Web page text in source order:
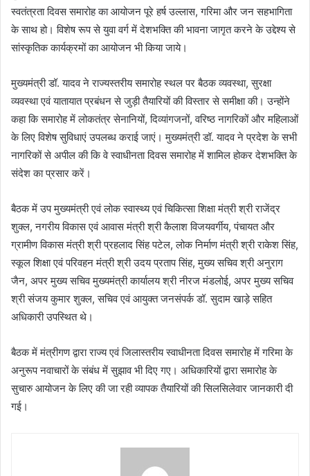
स्वतंत्रता दिवस समारोह का आयोजन पूरे हर्ष उल्लास, गरिमा और जन सहभागिता
के साथ हो। विशेष रूप से युवा वर्ग में देशभक्ति की भावना जागृत करने के उद्देश्य से
सांस्कृतिक कार्यक्रमों का आयोजन भी किया जाये।
मुख्यमंत्री डॉ. यादव ने राज्यस्तरीय समारोह स्थल पर बैठक व्यवस्था, सुरक्षा
व्यवस्था एवं यातायात प्रबंधन से जुड़ी तैयारियों की विस्तार से समीक्षा की। उन्होंने
कहा कि समारोह में लोकतंत्र सेनानियों, दिव्यांगजनों, वरिष्ठ नागरिकों और महिलाओं
के लिए विशेष सुविधाएं उपलब्ध कराई जाएं। मुख्यमंत्री डॉ. यादव ने प्रदेश के सभी
नागरिकों से अपील की कि वे स्वाधीनता दिवस समारोह में शामिल होकर देशभक्ति के
संदेश का प्रसार करें।
बैठक में उप मुख्यमंत्री एवं लोक स्वास्थ्य एवं चिकित्सा शिक्षा मंत्री श्री राजेंद्र
शुक्ल, नगरीय विकास एवं आवास मंत्री श्री कैलाश विजयवर्गीय, पंचायत और
ग्रामीण विकास मंत्री श्री प्रहलाद सिंह पटेल, लोक निर्माण मंत्री श्री राकेश सिंह,
स्कूल शिक्षा एवं परिवहन मंत्री श्री उदय प्रताप सिंह, मुख्य सचिव श्री अनुराग
जैन, अपर मुख्य सचिव मुख्यमंत्री कार्यालय श्री नीरज मंडलोई, अपर मुख्य सचिव
श्री संजय कुमार शुक्ल, सचिव एवं आयुक्त जनसंपर्क डॉ. सुदाम खाड़े सहित
अधिकारी उपस्थित थे।
बैठक में मंत्रीगण द्वारा राज्य एवं जिलास्तरीय स्वाधीनता दिवस समारोह में गरिमा के
अनुरूप नवाचारों के संबंध में सुझाव भी दिए गए। अधिकारियों द्वारा समारोह के
सुचारु आयोजन के लिए की जा रही व्यापक तैयारियों की सिलसिलेवार जानकारी दी
गई।